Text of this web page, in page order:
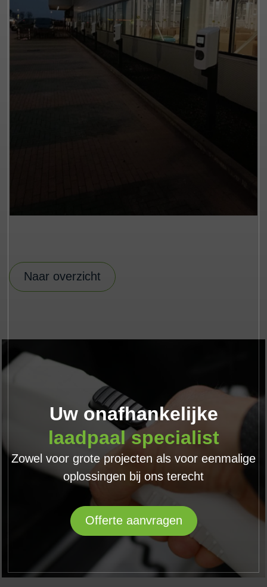
Naar overzicht
Uw onafhankelijke
laadpaal specialist
Zowel voor grote projecten als voor eenmalige
oplossingen bij ons terecht
Offerte aanvragen